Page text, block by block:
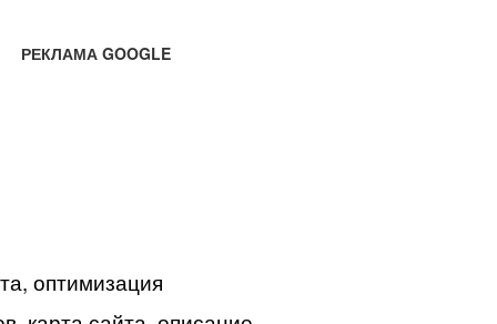
РЕКЛАМА GOOGLE
оптимизация